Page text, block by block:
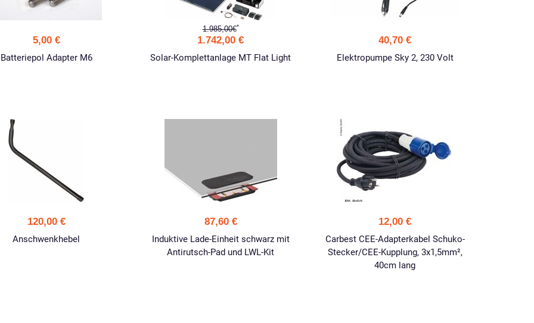
5,00 €
Batteriepol Adapter M6
1.985,00€*
1.742,00 €
Solar-Komplettanlage MT Flat Light
40,70 €
Elektropumpe Sky 2, 230 Volt
120,00 €
Anschwenkhebel
87,60 €
Induktive Lade-Einheit schwarz mit
Antirutsch-Pad und LWL-Kit
12,00 €
Carbest CEE-Adapterkabel Schuko-
Stecker/CEE-Kupplung, 3x1,5mm²,
40cm lang